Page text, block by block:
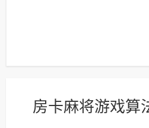
房卡麻将游戏算